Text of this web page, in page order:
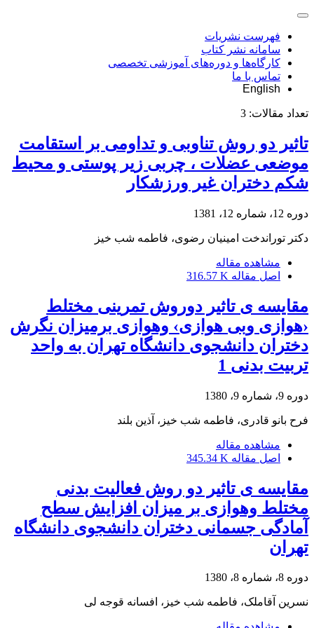
فهرست نشریات
سامانه نشر کتاب
کارگاه‌ها و دوره‌های آموزشی تخصصی
تماس با ما
English
تعداد مقالات: 3
تاثیر دو روش تناوبی و تداومی بر استقامت
موضعی عضلات ، چربی زیر پوستی و محیط
شکم دختران غیر ورزشکار
دوره 12، شماره 12، 1381
دکتر توراندخت امینیان رضوی، فاطمه شب خیز
مشاهده مقاله
اصل مقاله 316.57 K
مقایسه ی تاثیر دوروش تمرینی مختلط
‹هوازی وبی هوازی› وهوازی برمیزان نگرش
دختران دانشجوی دانشگاه تهران به واحد
تربیت بدنی 1
دوره 9، شماره 9، 1380
فرح بانو قادری، فاطمه شب خیز، آذین بلند
مشاهده مقاله
اصل مقاله 345.34 K
مقایسه ی تاثیر دو روش فعالیت بدنی
مختلط وهوازی بر میزان افزایش سطح
آمادگی جسمانی دختران دانشجوی دانشگاه
تهران
دوره 8، شماره 8، 1380
نسرین آقاملک، فاطمه شب خیز، افسانه قوجه لی